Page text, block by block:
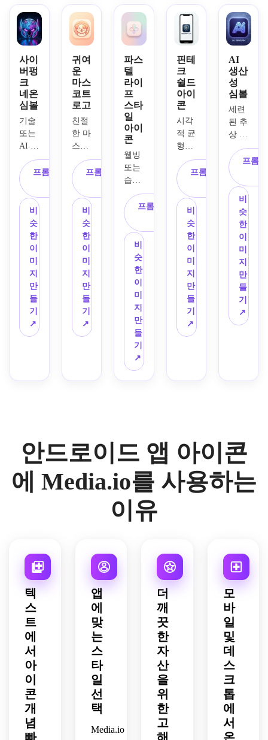
티브
를 특
징으
로 합
니다.
소재
디자
인 원
칙,
선명
한 가
장자
리,
미묘
한 그
림자
깊이,
균형
잡힌
간격,
깨끗
한 흰
색 또
는 부
드러
운 회
색,
흰색
팔레
트를
동할
수 있
도록
유지
하세
요.
콘을
만듭
니다.
둥근
정사
각형
구성,
부드
러운
보라
색에
서 파
그라
데이
션,
광택
있는
하이
라이
깨끗
한 네
거티
브 스
페이
스,
브랜
분위
기는
app
store
Android
앱
아이
콘을
생성
합니
다.
반사
조명,
부드
러운
그림
자,
프리
미엄
플라
스틱
질감,
생생
한 산
호와
파란
톤,
세련
된 앱
스토
어 프
레젠
테이
크기
로 읽
을 수
있을
만큼
디자
인을
반투
명 유
리 질
감,
미묘
한 흐
림,
부드
러운
청록
색과
보라
색 그
라데
이션,
빛나
는 가
장자
리 하
이라
이트,
미래
적인
UI 분
위기
대 모
바일
브랜
딩에
요.
앱 아
이콘
을 만
듭니
다.
극적
인 림
조명,
대담
한 빨
간색
은색
색상
대비,
메탈
릭 악
센트,
세련
된 배
지 레
이아
웃을
사용
요.
가독
게 유
지하
면서
활기
차고
에 남
는 느
들어
야 합
니다.
사이
버펑
크
네온
심볼
기술
또는
AI 앱
을 위
해 설
계된
중앙
에 빛
나는
네온
회로
심볼
이 있
는 미
Android
아이
콘을
블루
와 마
젠타
조명,
롬 질
감,
생생
한 글
로우
효과
를 사
용하
세요.
모양
을 컴
팩트
하고
날카
롭고
프롬프트 복
비
슷
한
이
미
지
만
들
기
↗
귀여
운
마스
코트
로고
친절
한 마
스코
트 얼
굴과
둥근
모양
으로
애완
동물
관리
앱을
위한
귀여
운 안
드로
이드
앱 아
팔레
트,
부드
러운
프롬프트 복
비
슷
한
이
미
지
만
들
기
↗
파스
텔
라이
프
스타
일
아이
콘
웰빙
또는
습관
추적
앱에
대한
부드
러운
파스
텔 안
드로
이드
앱 아
이콘
을 중
앙에
있는
잎 또
는 루
블러
쉬 핑
크,
민트,
라벤
더
톤,
하세
프롬프트 복
비
슷
한
이
미
지
만
들
기
↗
핀테
크
쉴드
아이
콘
시각
적 균
형이
강한
방패
잠금
기호
를 중
심으
로 금
융 또
는 보
안 앱
에 대
한 전
문적
Android
비,
청록
색,
실버
된 광
택,
프롬프트 복
비
슷
한
이
미
지
만
들
기
↗
AI
생산
성
심볼
세련
된 추
상 스
파크
와 회
로에
서 영
감을
받은
기호
가 있
는 AI
생산
성 도
구용
Android
아이
션,
광택
이 나
는 둥
채,
깨끗
한 네
거티
브 공
간,
미래
적이
면서
도 미
니멀
한 분
위기
를 사
프롬
비
슷
한
이
미
지
만
들
기
↗
안드로이드 앱 아이콘
에 Media.io를 사용하는
이유
텍
스
트
에
서
아
이
콘
개
념
빠
앱
에
맞
는
스
타
일
선
택
Media.io
더
깨
끗
한
자
산
을
위
한
고
해
모
바
일
및
데
스
크
톱
에
서
온